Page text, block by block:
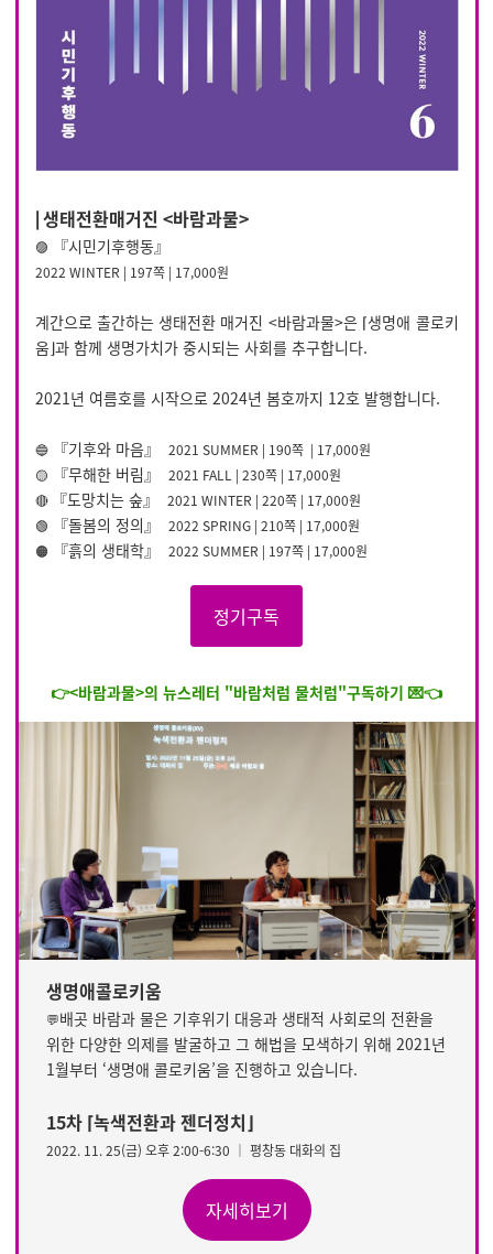
생태전환매거진 <바람과물>
🟣 『시민기후행동』
2022 WINTER | 197쪽 | 17,000원
계간으로 출간하는 생태전환 매거진 <바람과물>은 ⌈생명애 콜로키
움⌋과 함께 생명가치가 중시되는 사회를 추구합니다.
2021년 여름호를 시작으로 2024년 봄호까지 12호 발행합니다.
🔵 『기후와 마음』 2021 SUMMER | 190쪽 | 17,000원
🟡
『무해한 버림』 2021 FALL | 230쪽 | 17,000원
🔴
『도망치는 숲』 2021 WINTER | 220쪽 | 17,000원
🟢
『돌봄의 정의』 2022 SPRING | 210쪽 | 17,000원
🟠
『흙의 생태학』 2022 SUMMER | 197쪽 | 17,000원
정기구독
👉<바람과물>의 뉴스레터 "바람처럼 물처럼"구독하기 💌👈
생명애콜로키움
💬배곳 바람과 물은 기후위기 대응과 생태적 사회로의 전환을
위한 다양한 의제를 발굴하고 그 해법을 모색하기 위해 2021년
1월부터 ‘생명애 콜로키움’을 진행하고 있습니다.
15차 ⌈녹색전환과 젠더정치⌋
2022. 11. 25(금) 오후 2:00-6:30 │ 평창동 대화의 집
자세히보기